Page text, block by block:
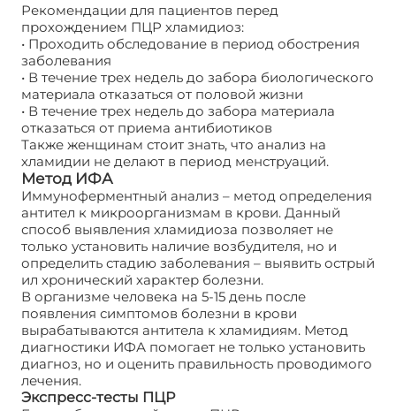
Рекомендации для пациентов перед
прохождением ПЦР хламидиоз:
• Проходить обследование в период обострения
заболевания
• В течение трех недель до забора биологического
материала отказаться от половой жизни
• В течение трех недель до забора материала
отказаться от приема антибиотиков
Также женщинам стоит знать, что анализ на
хламидии не делают в период менструаций.
Метод ИФА
Иммуноферментный анализ – метод определения
антител к микроорганизмам в крови. Данный
способ выявления хламидиоза позволяет не
только установить наличие возбудителя, но и
определить стадию заболевания – выявить острый
ил хронический характер болезни.
В организме человека на 5-15 день после
появления симптомов болезни в крови
вырабатываются антитела к хламидиям. Метод
диагностики ИФА помогает не только установить
диагноз, но и оценить правильность проводимого
лечения.
Экспресс-тесты ПЦР